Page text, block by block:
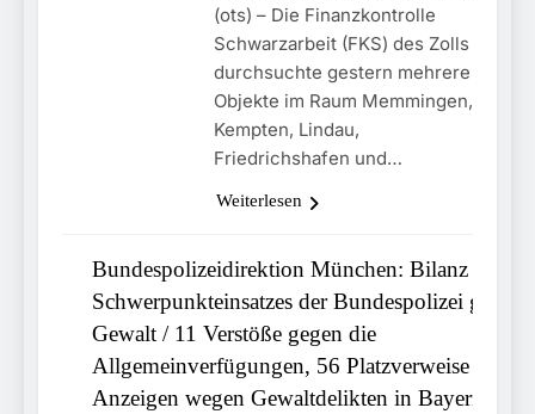
(ots) – Die Finanzkontrolle
Schwarzarbeit (FKS) des Zolls
durchsuchte gestern mehrere
Objekte im Raum Memmingen,
Kempten, Lindau,
Friedrichshafen und…
Weiterlesen
MELDUNGEN
Bundespolizeidirektion München: Bilanz des
Schwerpunkteinsatzes der Bundespolizei gegen
Gewalt / 11 Verstöße gegen die
Allgemeinverfügungen, 56 Platzverweise und 6
Anzeigen wegen Gewaltdelikten in Bayern